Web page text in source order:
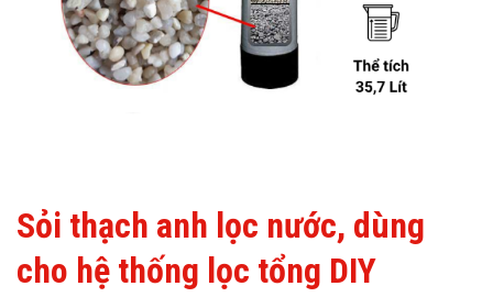
Sỏi thạch anh lọc nước, dùng
cho hệ thống lọc tổng DIY